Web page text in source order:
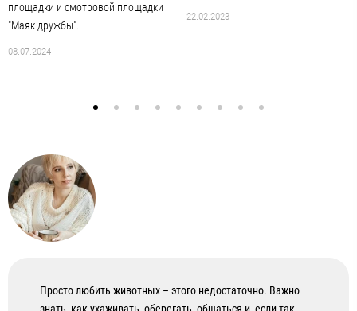
площадки и смотровой площадки
"Маяк дружбы".
08.07.2024
22.02.2023
Просто любить животных – этого недостаточно. Важно